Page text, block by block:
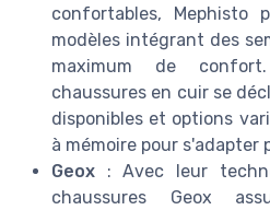
confortables, Mephisto
modèles intégrant des
maximum de
chaussures en cuir se
disponibles et options
à mémoire pour
Geox : Avec leur
chaussures Geox